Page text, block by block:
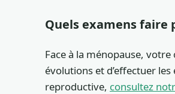
Quels examens faire
Face à la ménopause,
évolutions et d’effectuer
reproductive, consultez